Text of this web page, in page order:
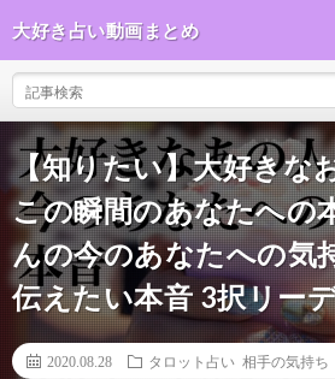
大好き占い動画まとめ
【知りたい】大好きな
この瞬間のあなたへの
んの今のあなたへの気
伝えたい本音 3択リー
2020.08.28 タロット占い 相手の気持ち